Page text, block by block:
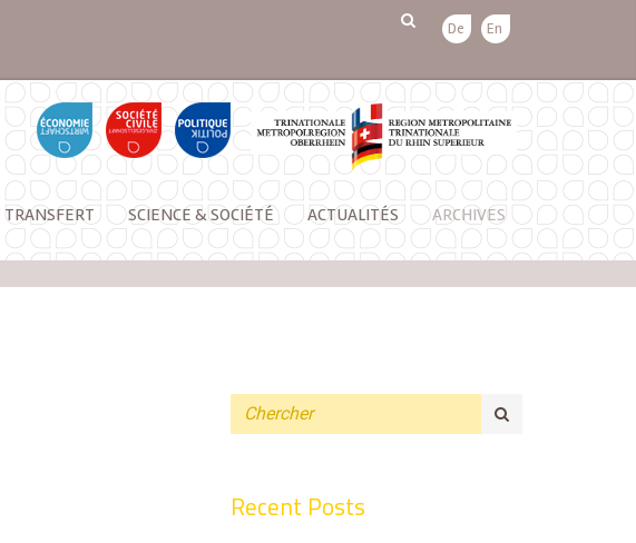
De En
TRANSFERT SCIENCE & SOCIÉTÉ ACTUALITÉS ARCHIVES
Recent Posts